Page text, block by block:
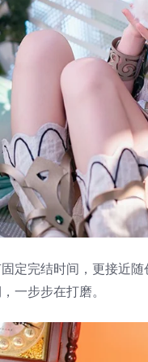
定完结时间，更接近
一步步在打磨。